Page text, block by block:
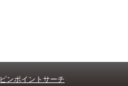
ピンポイントサーチ